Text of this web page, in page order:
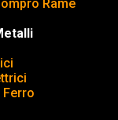
Rame
Ferro